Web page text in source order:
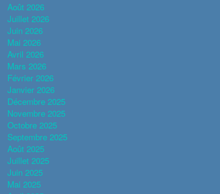
Août 2026
Juillet 2026
Juin 2026
Mai 2026
Avril 2026
Mars 2026
Février 2026
Janvier 2026
Décembre 2025
Novembre 2025
Octobre 2025
Septembre 2025
Août 2025
Juillet 2025
Juin 2025
Mai 2025